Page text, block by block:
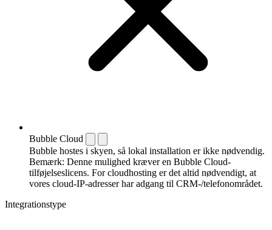
Bubble Cloud
Bubble hostes i skyen, så lokal installation er ikke nødvendig.
Bemærk: Denne mulighed kræver en Bubble Cloud-
tilføjelseslicens. For cloudhosting er det altid nødvendigt, at
vores cloud-IP-adresser har adgang til CRM-/telefonområdet.
Integrationstype